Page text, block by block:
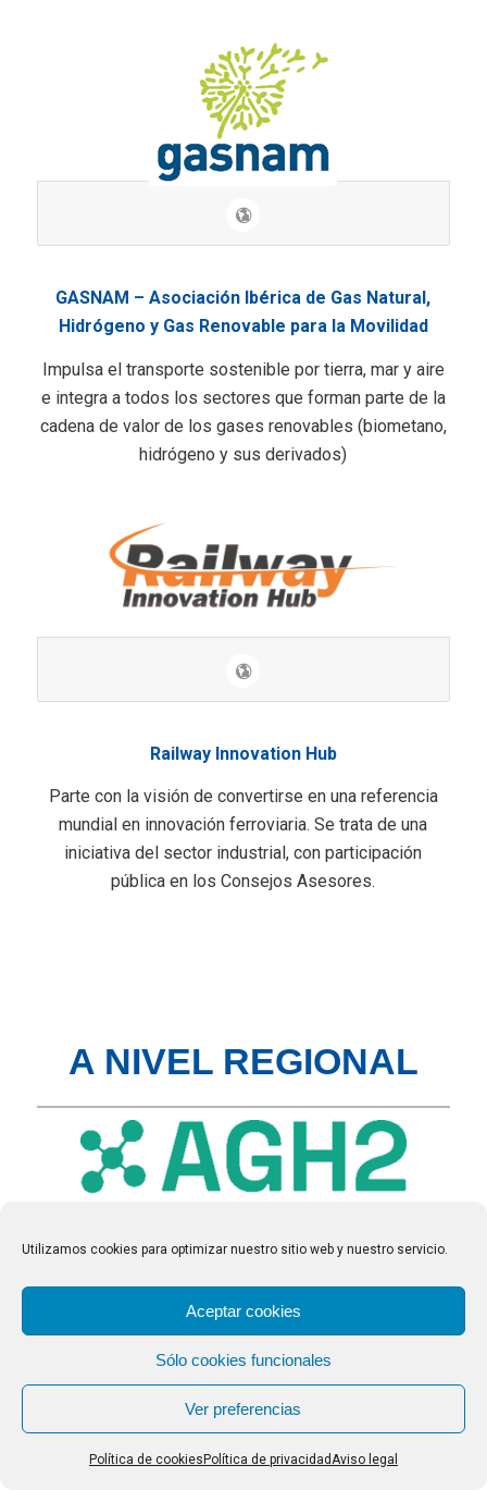
Utilizamos cookies para optimizar nuestro sitio web y nuestro servicio.
Aceptar cookies
Sólo cookies funcionales
Ver preferencias
Política de cookies Política de privacidadAviso legal
GASNAM – Asociación Ibérica de Gas Natural,
Hidrógeno y Gas Renovable para la Movilidad
Impulsa el transporte sostenible por tierra, mar y aire
e integra a todos los sectores que forman parte de la
cadena de valor de los gases renovables (biometano,
hidrógeno y sus derivados)
Railway Innovation Hub
Parte con la visión de convertirse en una referencia
mundial en innovación ferroviaria. Se trata de una
iniciativa del sector industrial, con participación
pública en los Consejos Asesores.
A NIVEL REGIONAL
AGH2 – Asociación Gallega del Hidrógeno
Entidad que nace con el objetivo de desarrollar
tecnologías sostenibles que permitan alcanzar la
independencia energética de fuentes externas, reducir